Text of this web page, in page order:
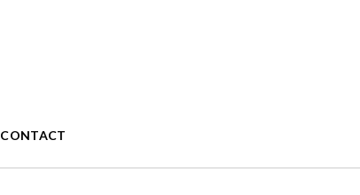
CONTACT